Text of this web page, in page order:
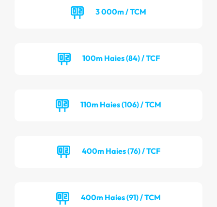
3 000m / TCM
100m Haies (84) / TCF
110m Haies (106) / TCM
400m Haies (76) / TCF
400m Haies (91) / TCM